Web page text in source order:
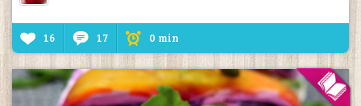
16 17 0 min